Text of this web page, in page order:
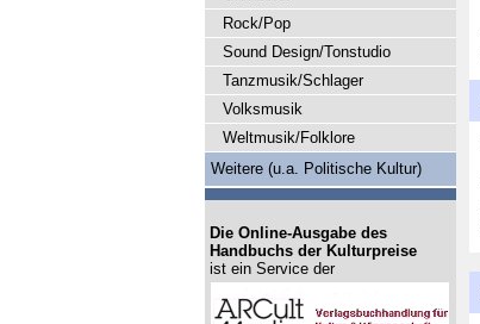
Rock/Pop
Sound Design/Tonstudio
Tanzmusik/Schlager
Volksmusik
Weltmusik/Folklore
Weitere (u.a. Politische Kultur)
Die Online-Ausgabe des
Handbuchs der Kulturpreise
ist ein Service der